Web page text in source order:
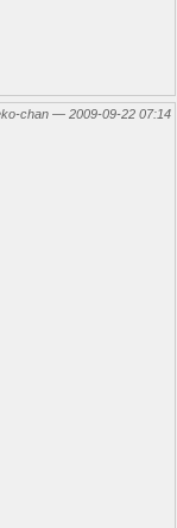
chan — 2009-09-22 07:14